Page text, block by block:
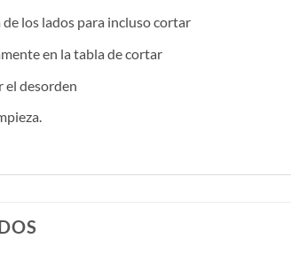
los lados para incluso cortar
en la tabla de cortar
el desorden